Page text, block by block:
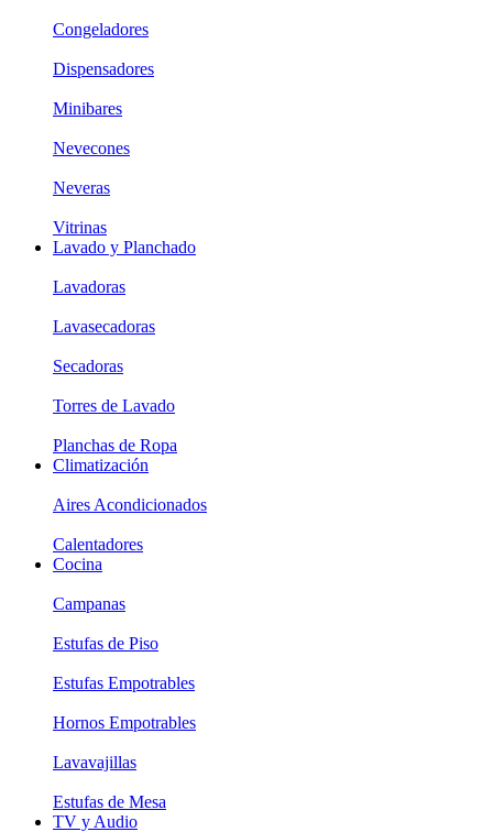
Congeladores
Dispensadores
Minibares
Nevecones
Neveras
Vitrinas
Lavado y Planchado
Lavadoras
Lavasecadoras
Secadoras
Torres de Lavado
Planchas de Ropa
Climatización
Aires Acondicionados
Calentadores
Cocina
Campanas
Estufas de Piso
Estufas Empotrables
Hornos Empotrables
Lavavajillas
Estufas de Mesa
TV y Audio